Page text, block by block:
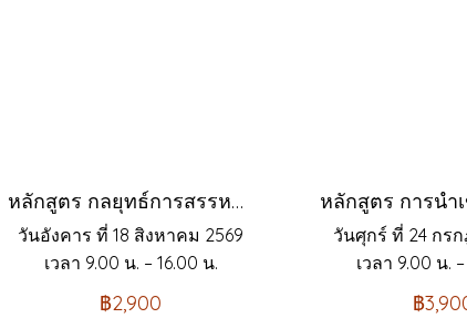
หลักสูตร กลยุทธ์การสรรหา และเทคนิคการสัมภาษณ์ คัดเลือกบุคคลเข้าทำงาน 2023 ยุค Digital 4.0
วันอังคาร ที่ 18 สิงหาคม 2569
เวลา 9.00 น. – 16.00 น.
฿2,900
วันศุกร์ ที่ 24 กร
เวลา 9.00 น.
฿